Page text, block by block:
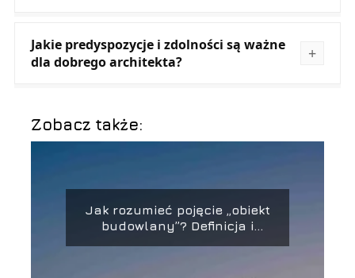
Jakie predyspozycje i zdolności są ważne
dla dobrego architekta?
Zobacz także:
Jak rozumieć pojęcie „obiekt
budowlany”? Definicja i